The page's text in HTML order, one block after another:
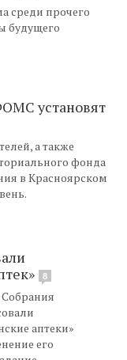
среди прочего
будущего
установят
а также
фонда
в Красноярском
8
Собрания
аптеки»
его